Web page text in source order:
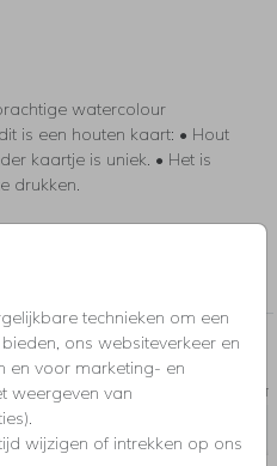
technieken om een
ons websiteverkeer en
en voor marketing- en
weergeven van
wijzigen of intrekken op ons
watercolour
is een houten kaart: • Hout
kaartje is uniek. • Het is
drukken.
voor jou
SAVE